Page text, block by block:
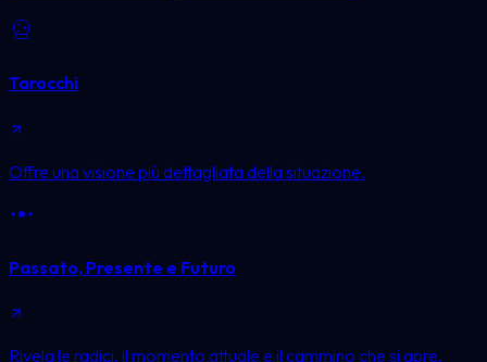
Tarocchi
Offre una visione più dettagliata della situazione.
Passato, Presente e Futuro
Rivela le radici, il momento attuale e il cammino che si apre.